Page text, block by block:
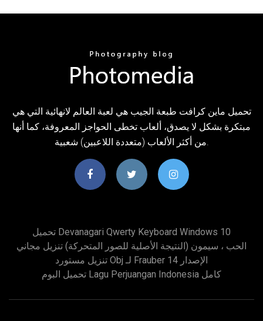
تحميل ماين كرافت طبعة الجيب هي لعبة العالم لانهائية التي هي
مبتكرة بشكل لا يصدق، ألعاب تخطى الحواجز المعروفة، كما أنها
تحميل Devanagari Qwerty Keyboard Windows 10
الحب ، سيمون (النتيجة الأصلية للصور المتحركة) تنزيل مجاني
تنزيل مستورد Obj لـ Frauber الإصدار 14
تحميل البوم Lagu Perjuangan Indonesia كامل